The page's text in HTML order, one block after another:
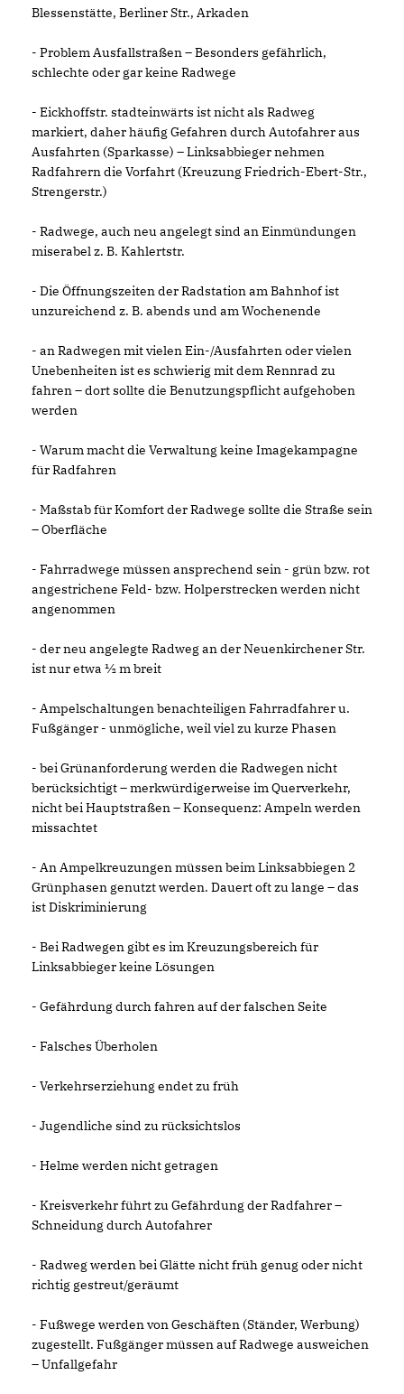
Blessenstätte, Berliner Str., Arkaden
- Problem Ausfallstraßen – Besonders gefährlich,
schlechte oder gar keine Radwege
- Eickhoffstr. stadteinwärts ist nicht als Radweg
markiert, daher häufig Gefahren durch Autofahrer aus
Ausfahrten (Sparkasse) – Linksabbieger nehmen
Radfahrern die Vorfahrt (Kreuzung Friedrich-Ebert-Str.,
Strengerstr.)
- Radwege, auch neu angelegt sind an Einmündungen
miserabel z. B. Kahlertstr.
- Die Öffnungszeiten der Radstation am Bahnhof ist
unzureichend z. B. abends und am Wochenende
- an Radwegen mit vielen Ein-/Ausfahrten oder vielen
Unebenheiten ist es schwierig mit dem Rennrad zu
fahren – dort sollte die Benutzungspflicht aufgehoben
werden
- Warum macht die Verwaltung keine Imagekampagne
für Radfahren
- Maßstab für Komfort der Radwege sollte die Straße sein
– Oberfläche
- Fahrradwege müssen ansprechend sein - grün bzw. rot
angestrichene Feld- bzw. Holperstrecken werden nicht
angenommen
- der neu angelegte Radweg an der Neuenkirchener Str.
ist nur etwa ½ m breit
- Ampelschaltungen benachteiligen Fahrradfahrer u.
Fußgänger - unmögliche, weil viel zu kurze Phasen
- bei Grünanforderung werden die Radwegen nicht
berücksichtigt – merkwürdigerweise im Querverkehr,
nicht bei Hauptstraßen – Konsequenz: Ampeln werden
missachtet
- An Ampelkreuzungen müssen beim Linksabbiegen 2
Grünphasen genutzt werden. Dauert oft zu lange – das
ist Diskriminierung
- Bei Radwegen gibt es im Kreuzungsbereich für
Linksabbieger keine Lösungen
- Gefährdung durch fahren auf der falschen Seite
- Falsches Überholen
- Verkehrserziehung endet zu früh
- Jugendliche sind zu rücksichtslos
- Helme werden nicht getragen
- Kreisverkehr führt zu Gefährdung der Radfahrer –
Schneidung durch Autofahrer
- Radweg werden bei Glätte nicht früh genug oder nicht
richtig gestreut/geräumt
- Fußwege werden von Geschäften (Ständer, Werbung)
zugestellt. Fußgänger müssen auf Radwege ausweichen
– Unfallgefahr